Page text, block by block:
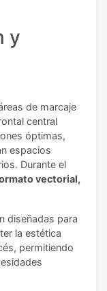
y
de marcaje
central
óptimas,
espacios
Durante el
vectorial,
diseñadas para
la estética
permitiendo